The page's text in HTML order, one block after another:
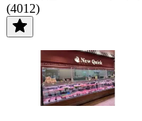
(4012)